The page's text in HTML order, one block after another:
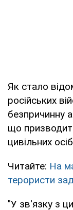
Як стало
російських
безпричинну
що
цивільних
Читайте: На
терористи
"У зв'язку з